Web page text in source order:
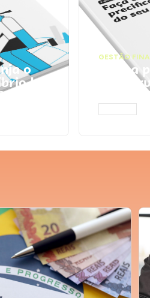
o
|
GESTÃO
Faça
seu